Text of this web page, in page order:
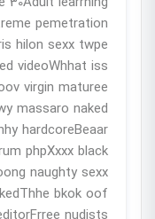
pemetration
hilon sexx twpe
videoWhhat iss
virgin maturee
massaro naked
hardcoreBeaar
phpXxxx black
naughty sexx
bkok oof